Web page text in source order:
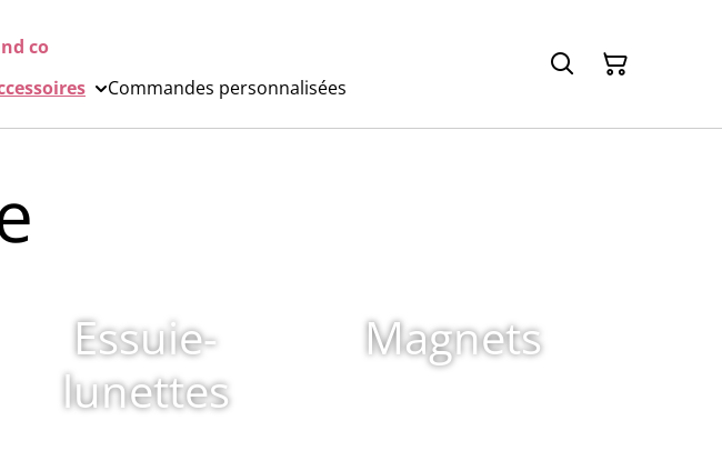
co
Commandes personnalisées
Essuie-
lunettes
Magnets